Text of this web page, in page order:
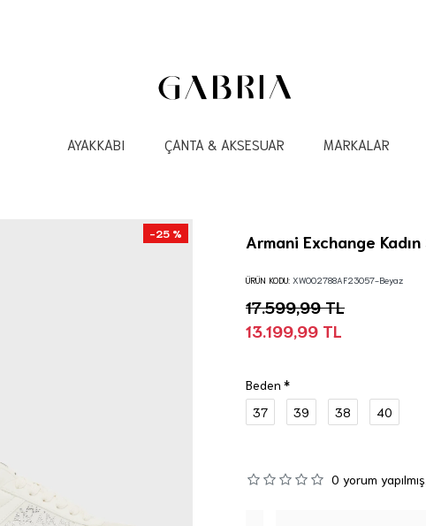
AYAKKABI ÇANTA & AKSESUAR MARKALAR
-25 % Armani Exchange
0 yorum yapılmış.
13.199,99 TL
17.599,99 TL
ÜRÜN KODU: XW002788AF23057-Beyaz
Beden
37
39 38 40